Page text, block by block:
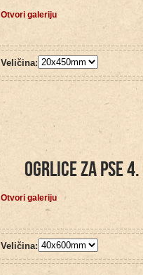
Otvori galeriju
Veličina:
OGRLICE ZA PSE 4.
Otvori galeriju
Veličina: